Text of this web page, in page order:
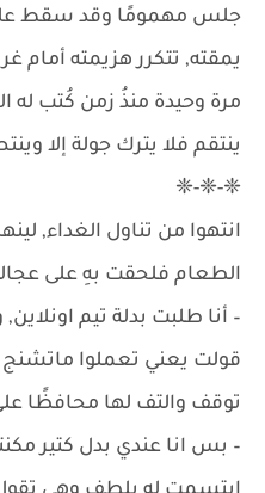
جلس مهمومًا وقد سقط
يمقته, تتكرر هزيمته أمام
مرة وحيدة منذُ زمن كُتب له
ينتقم فلا يترك جولة إلا
❈-❈-❈
انتهوا من تناول الغداء,
الطعام فلحقت بهِ على
– أنا طلبت بدلة تيم
قولت يعني تعملوا
توقف والتف لها محافظًا
– بس انا عندي بدل كتير